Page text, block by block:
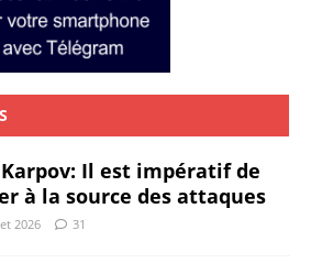
Il est impératif de
à la source des attaques
2026 31